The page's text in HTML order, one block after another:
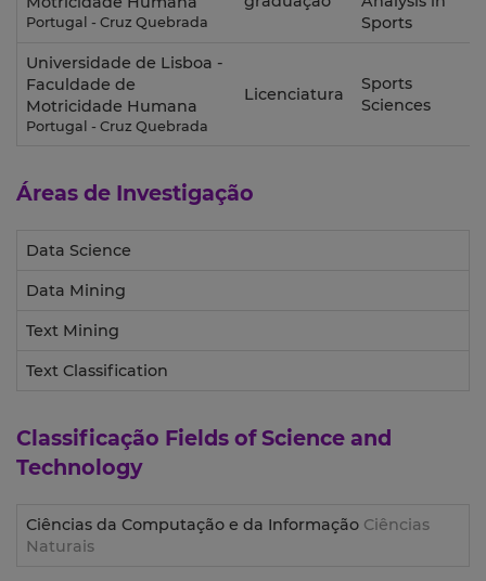
Portugal - Cruz Quebrada
Sports
Universidade de Lisboa -
Faculdade de
Motricidade Humana
Portugal - Cruz Quebrada
Licenciatura
Sports
Sciences
Áreas de Investigação
Data Science
Data Mining
Text Mining
Text Classification
Classificação Fields of Science and
Technology
Ciências da Computação e da Informação Ciências
Naturais